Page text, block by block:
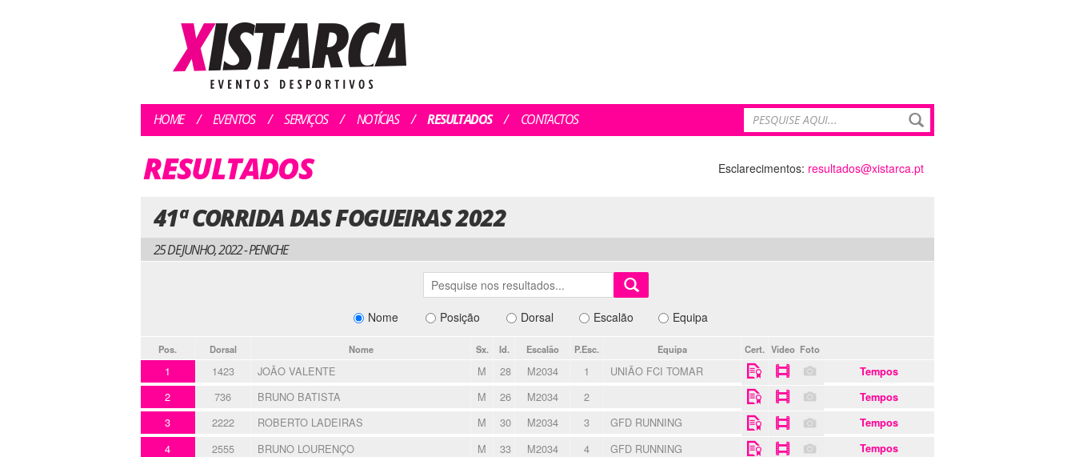
HOME EVENTOS SERVIÇOS NOTÍCIAS RESULTADOS CONTACTOS
RESULTADOS Esclarecimentos: resultados@xistarca.pt
41ª CORRIDA DAS FOGUEIRAS 2022
25 DE JUNHO, 2022 - PENICHE
Nome Posição Dorsal Escalão Equipa
Pos. Dorsal Nome Sx. Id. Escalão P.Esc. Equipa Cert. Video Foto
1 1423 JOÃO VALENTE M 28 M2034 1 UNIÃO FCI TOMAR Tempos
2 736 BRUNO BATISTA M 26 M2034 2 Tempos
3 2222 ROBERTO LADEIRAS M 30 M2034 3 GFD RUNNING Tempos
4 2555 BRUNO LOURENÇO M 33 M2034 4 GFD RUNNING Tempos